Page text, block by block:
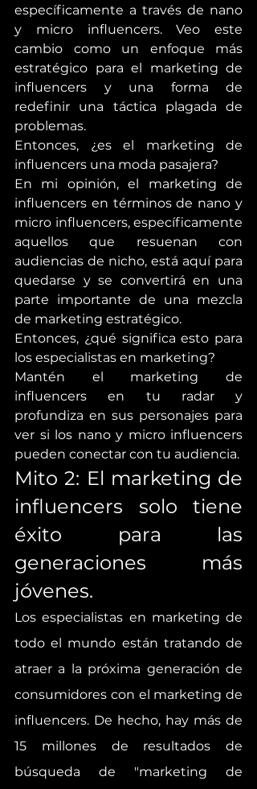
específicamente a través de nano
y micro influencers. Veo este
cambio como un enfoque más
estratégico para el marketing de
influencers y una forma de
redefinir una táctica plagada de
problemas.
Entonces, ¿es el marketing de
influencers una moda pasajera?
En mi opinión, el marketing de
influencers en términos de nano y
micro influencers, específicamente
aquellos que resuenan con
audiencias de nicho, está aquí para
quedarse y se convertirá en una
parte importante de una mezcla
de marketing estratégico.
Entonces, ¿qué significa esto para
los especialistas en marketing?
Mantén el marketing de
influencers en tu radar y
profundiza en sus personajes para
ver si los nano y micro influencers
pueden conectar con tu audiencia.
Mito 2: El marketing de
influencers solo tiene
éxito para las
generaciones más
jóvenes.
Los especialistas en marketing de
todo el mundo están tratando de
atraer a la próxima generación de
consumidores con el marketing de
influencers. De hecho, hay más de
15 millones de resultados de
búsqueda de "marketing de